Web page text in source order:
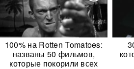
100% на Rotten Tomatoes:
названы 50 фильмов,
которые покорили всех